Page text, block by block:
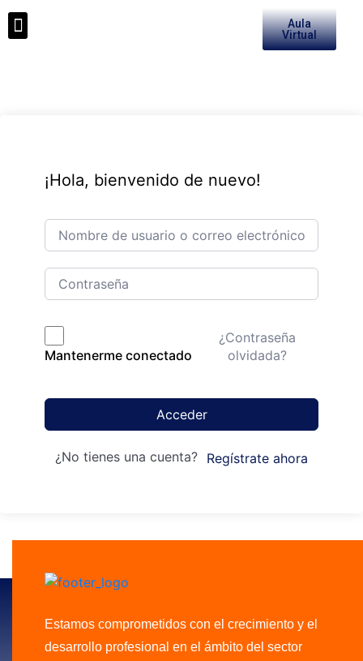
Aula
Virtual
¡Hola, bienvenido de nuevo!
Mantenerme conectado
¿Contraseña
olvidada?
Acceder
¿No tienes una cuenta? Regístrate ahora
Estamos comprometidos con el crecimiento y el
desarrollo profesional en el ámbito del sector